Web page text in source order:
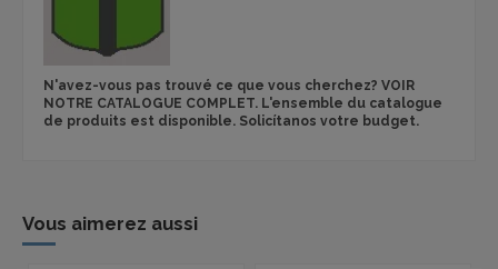
N'avez-vous pas trouvé ce que vous cherchez? VOIR
NOTRE CATALOGUE COMPLET. L'ensemble du catalogue
de produits est disponible. Solicítanos votre budget.
Vous aimerez aussi